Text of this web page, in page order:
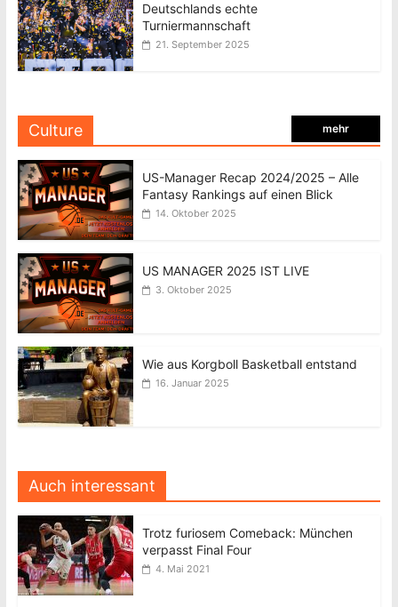
Deutschlands echte
Turniermannschaft
21. September 2025
Culture mehr
US-Manager Recap 2024/2025 – Alle
Fantasy Rankings auf einen Blick
14. Oktober 2025
US MANAGER 2025 IST LIVE
3. Oktober 2025
Wie aus Korgboll Basketball entstand
16. Januar 2025
Auch interessant
Trotz furiosem Comeback: München
verpasst Final Four
4. Mai 2021